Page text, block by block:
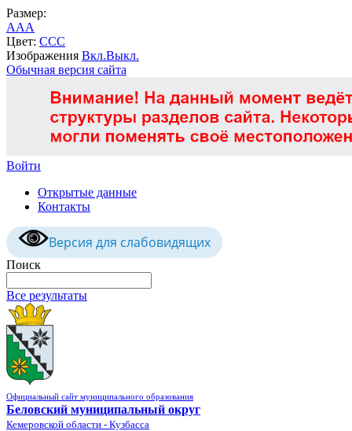
Размер:
AAA
Цвет: CCC
Изображения Вкл.Выкл.
Обычная версия сайта
Войти
Открытые данные
Контакты
Версия для слабовидящих
Поиск
Все результаты
Официальный сайт муниципального образования
Беловский муниципальный округ
Кемеровской области - Кузбасса